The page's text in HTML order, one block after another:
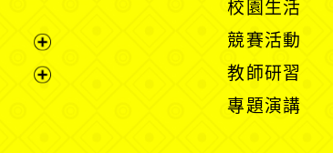
單
開
選
單
展
開
校園生活
競賽活動
教師研習
專題演講